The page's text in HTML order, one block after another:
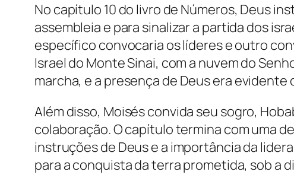
No capítulo 10 do livro de Números, Deus
assembleia e para sinalizar a partida dos
específico convocaria os líderes e outro
Israel do Monte Sinai, com a nuvem do
marcha, e a presença de Deus era evidente
Além disso, Moisés convida seu sogro,
colaboração. O capítulo termina com uma
instruções de Deus e a importância da
para a conquista da terra prometida, sob a